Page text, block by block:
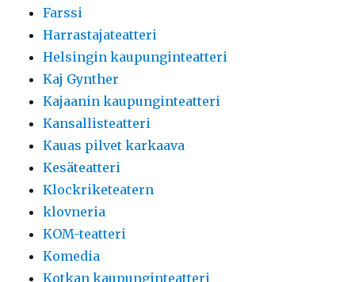
Farssi
Harrastajateatteri
Helsingin kaupunginteatteri
Kaj Gynther
Kajaanin kaupunginteatteri
Kansallisteatteri
Kauas pilvet karkaava
Kesäteatteri
Klockriketeatern
klovneria
KOM-teatteri
Komedia
Kotkan kaupunginteatteri